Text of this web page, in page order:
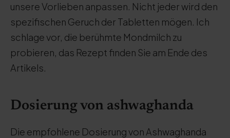
unsere Vorlieben anpassen. Nicht jeder wird den
spezifischen Geruch der Tabletten mögen. Ich
schlage vor, die berühmte Mondmilch zu
probieren, das Rezept finden Sie am Ende des
Artikels.
Dosierung von ashwaghanda
Die empfohlene Dosierung von Ashwaghanda